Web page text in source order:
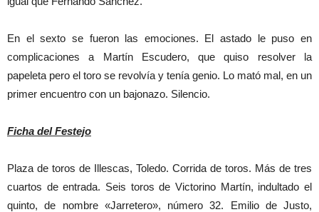
En el sexto se fueron las emociones. El astado le puso en
complicaciones a Martín Escudero, que quiso resolver la
papeleta pero el toro se revolvía y tenía genio. Lo mató mal, en un
primer encuentro con un bajonazo. Silencio.
Ficha del Festejo
Plaza de toros de Illescas, Toledo. Corrida de toros. Más de tres
cuartos de entrada. Seis toros de Victorino Martín, indultado el
quinto, de nombre «Jarretero», número 32. Emilio de Justo,